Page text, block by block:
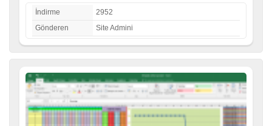
İndirme
2952
Gönderen
Site Admini